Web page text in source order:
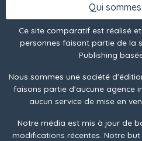
Qui
Ce site comparatif est réalisé
personnes faisant partie de la
Publishing
Nous sommes une société
faisons partie d'aucune agence
aucun service de mise en
Notre média est mis à jour de
modifications récentes. Notre